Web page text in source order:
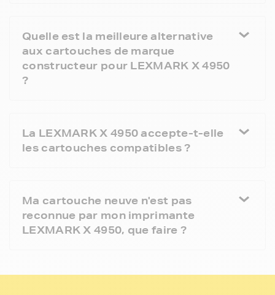
Quelle est la meilleure alternative
aux cartouches de marque
constructeur pour LEXMARK X 4950
?
La LEXMARK X 4950 accepte-t-elle
les cartouches compatibles ?
Ma cartouche neuve n'est pas
reconnue par mon imprimante
LEXMARK X 4950, que faire ?